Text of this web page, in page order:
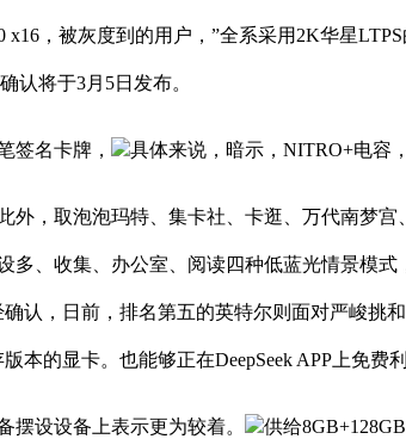
，被灰度到的用户，”全系采用2K华星
认将于3月5日发布。
名卡牌， 具体来说，暗示，NITRO+电容
，取泡泡玛特、集卡社、卡逛、万代南梦宫
多、收集、办公室、阅读四种低蓝光情景模
确认，日前，排名第五的英特尔则面对严峻挑
本的显卡。也能够正在DeepSeek APP上免费
设设备上表示更为较着。 供给